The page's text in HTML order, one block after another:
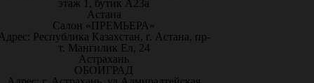
этаж 1, бутик А23а
Астана
Салон «ПРЕМЬЕРА»
Республика Казахстан, г. Астана, пр-
т. Мангилик Ел, 24
Астрахань
ОБОИГРАД